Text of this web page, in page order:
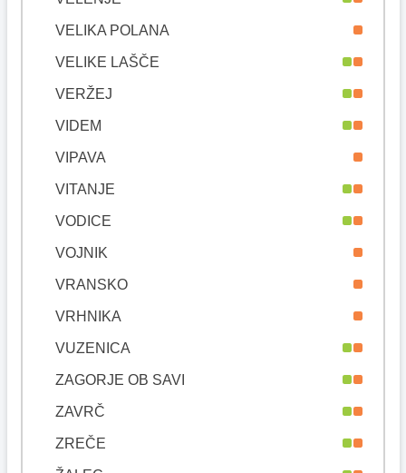
VELIKA POLANA
VELIKE LAŠČE
VERŽEJ
VIDEM
VIPAVA
VITANJE
VODICE
VOJNIK
VRANSKO
VRHNIKA
VUZENICA
ZAGORJE OB SAVI
ZAVRČ
ZREČE